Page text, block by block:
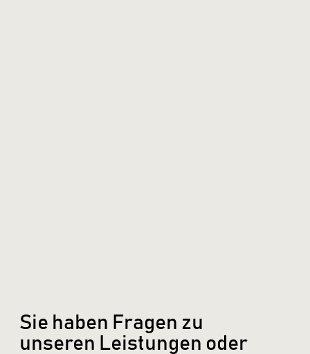
Sie haben Fragen zu
unseren Leistungen oder